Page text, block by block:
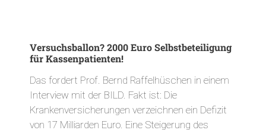
Versuchsballon? 2000 Euro Selbstbeteiligung
für Kassenpatienten!
Das fordert Prof. Bernd Raffelhüschen in einem
Interview mit der BILD. Fakt ist: Die
Krankenversicherungen verzeichnen ein Defizit
von 17 Milliarden Euro. Eine Steigerung des